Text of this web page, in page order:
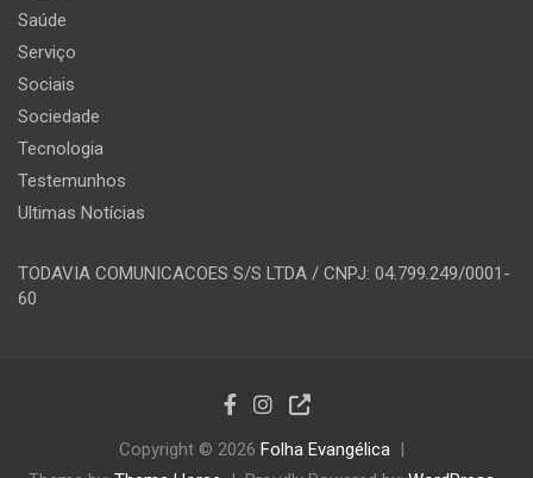
Saúde
Serviço
Sociais
Sociedade
Tecnologia
Testemunhos
Ultimas Notícias
TODAVIA COMUNICACOES S/S LTDA / CNPJ: 04.799.249/0001-
60
Copyright © 2026 Folha Evangélica